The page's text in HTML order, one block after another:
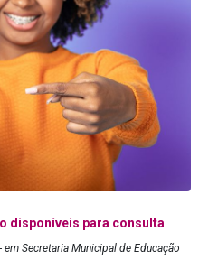
disponíveis para consulta
Secretaria Municipal de Educação